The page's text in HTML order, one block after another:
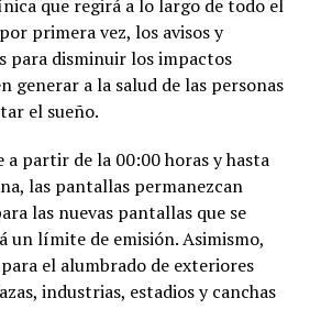
que regirá a lo largo de todo el
primera vez, los avisos y
disminuir los impactos
generar a la salud de las personas
el sueño.
a partir de la 00:00 horas y hasta
las pantallas permanezcan
las nuevas pantallas que se
un límite de emisión. Asimismo,
el alumbrado de exteriores
industrias, estadios y canchas